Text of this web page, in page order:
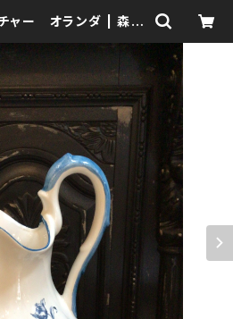
ャー オランダ | 森の